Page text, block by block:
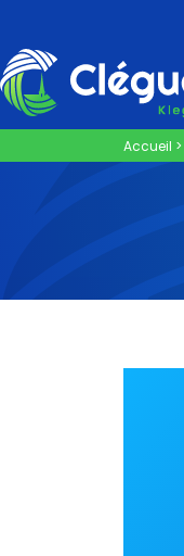
Accueil >